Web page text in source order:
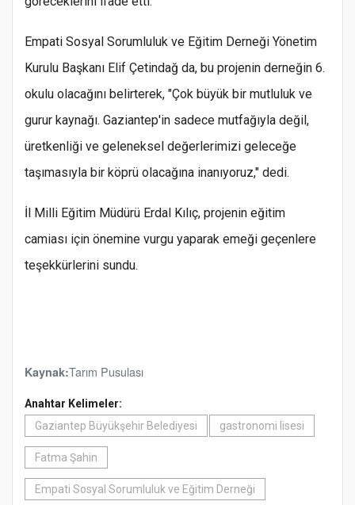
Empati Sosyal Sorumluluk ve Eğitim Derneği Yönetim
Kurulu Başkanı Elif Çetindağ da, bu projenin derneğin 6.
okulu olacağını belirterek, "Çok büyük bir mutluluk ve
gurur kaynağı. Gaziantep'in sadece mutfağıyla değil,
üretkenliği ve geleneksel değerlerimizi geleceğe
taşımasıyla bir köprü olacağına inanıyoruz," dedi.
İl Milli Eğitim Müdürü Erdal Kılıç, projenin eğitim
camiası için önemine vurgu yaparak emeği geçenlere
teşekkürlerini sundu.
Kaynak:Tarım Pusulası
Anahtar Kelimeler:
Gaziantep Büyükşehir Belediyesi
gastronomi lisesi
Fatma Şahin
Empati Sosyal Sorumluluk ve Eğitim Derneği